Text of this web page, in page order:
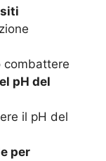
combattere
pH del
il pH del
per